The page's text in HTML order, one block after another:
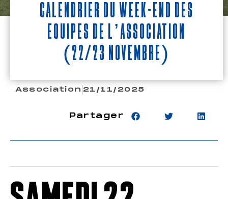
Calendrier du week-end des
équipes de l’Association
(22/23 novembre)
Association 21/11/2025
Partager